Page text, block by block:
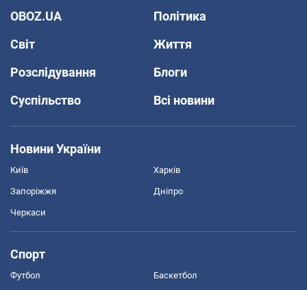
OBOZ.UA
Політика
Світ
Життя
Розслідування
Блоги
Суспільство
Всі новини
Новини України
Київ Харків
Запоріжжя Дніпро
Черкаси
Спорт
Футбол Баскетбол